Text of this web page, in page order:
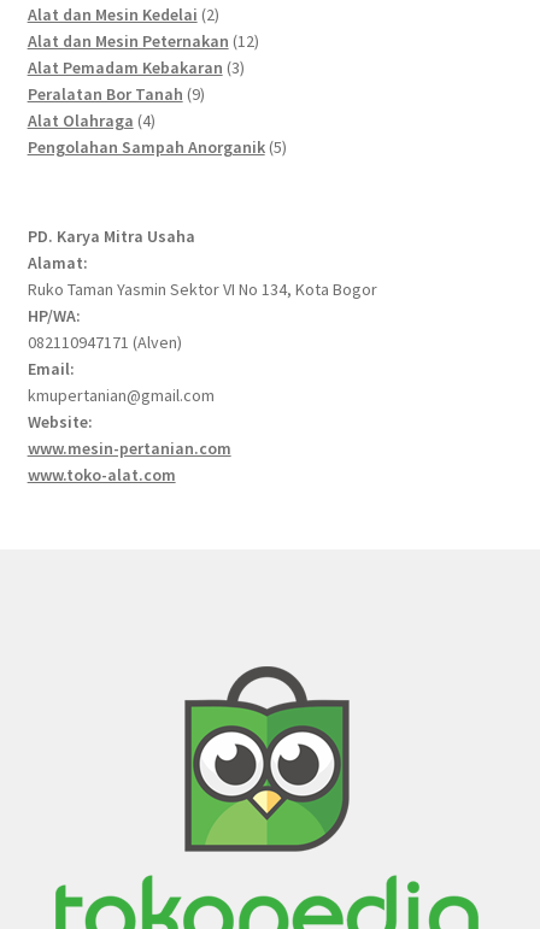
Alat dan Mesin Kedelai 22
products
Alat dan Mesin Peternakan 1212
Alat Pemadam Kebakaran 33
Peralatan Bor Tanah 99
Alat Olahraga 44
products
Pengolahan Sampah Anorganik 55
PD. Karya Mitra Usaha
Alamat:
Ruko Taman Yasmin Sektor VI No 134, Kota Bogor
HP/WA:
082110947171 (Alven)
Email:
kmupertanian@gmail.com
Website:
www.mesin-pertanian.com
www.toko-alat.com